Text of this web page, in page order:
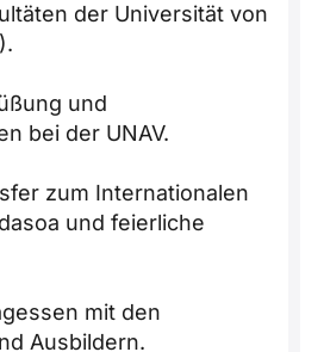
der Universität von
und
bei der UNAV.
zum Internationalen
und feierliche
mit den
Ausbildern.